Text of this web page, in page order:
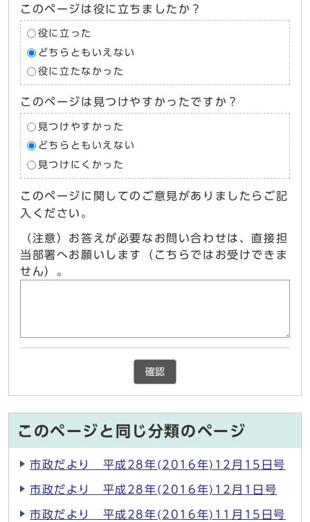
このページは役に立ちましたか？
役に立った
どちらともいえない
役に立たなかった
このページは見つけやすかったですか？
見つけやすかった
どちらともいえない
見つけにくかった
このページに関してのご意見がありましたらご記
入ください。
（注意）お答えが必要なお問い合わせは、直接担
当部署へお願いします（こちらではお受けできま
せん）。
確認
このページと同じ分類のページ
市政だより 平成28年(2016年)12月15日号
市政だより 平成28年(2016年)12月1日号
市政だより 平成28年(2016年)11月15日号